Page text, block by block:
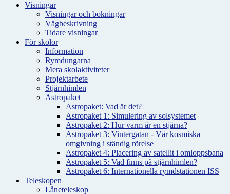
Visningar
Visningar och bokningar
Vägbeskrivning
Tidare visningar
För skolor
Information
Rymdungarna
Mera skolaktiviteter
Projektarbete
Stjärnhimlen
Astropaket
Astropaket: Vad är det?
Astropaket 1: Simulering av solsystemet
Astropaket 2: Hur varm är en stjärna?
Astropaket 3: Vintergatan - Vår kosmiska
omgivning i ständig rörelse
Astropaket 4: Placering av satellit i omloppsbana
Astropaket 5: Vad finns på stjärnhimlen?
Astropaket 6: Internationella rymdstationen ISS
Teleskopen
Låneteleskop